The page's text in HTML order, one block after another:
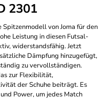
2301
Spitzenmodell von Joma für den
Leistung in diesen Futsal-
widerstandsfähig. Jetzt
Dämpfung hinzugefügt,
zu vervollständigen.
zur Flexibilität,
der Schuhe beiträgt. Es
Power, um jedes Match